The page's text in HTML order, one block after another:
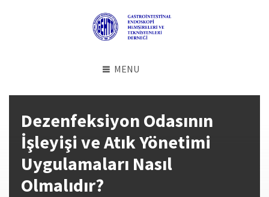
MENU
Dezenfeksiyon Odasının
İşleyişi ve Atık Yönetimi
Uygulamaları Nasıl
Olmalıdır?